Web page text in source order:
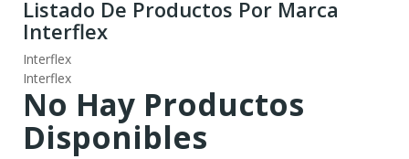
Listado De Productos Por Marca
Interflex
Interflex
Interflex
No Hay Productos
Disponibles